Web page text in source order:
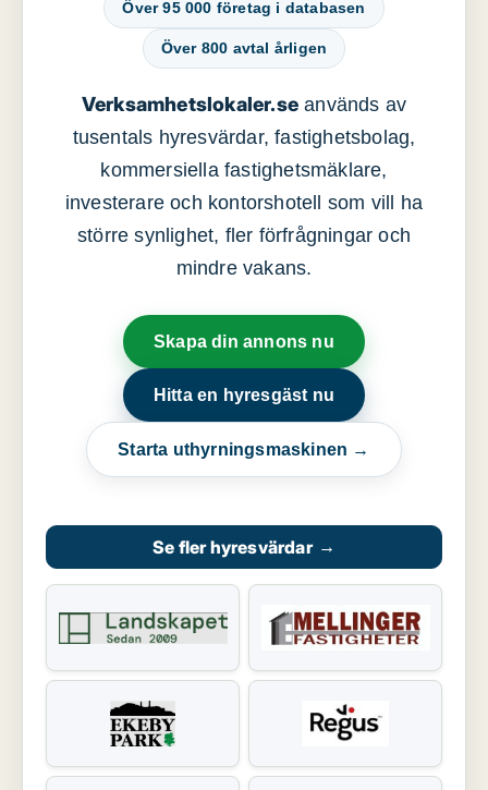
Över 95 000 företag i databasen
Över 800 avtal årligen
Verksamhetslokaler.se används av
tusentals hyresvärdar, fastighetsbolag,
kommersiella fastighetsmäklare,
investerare och kontorshotell som vill ha
större synlighet, fler förfrågningar och
mindre vakans.
Skapa din annons nu
Hitta en hyresgäst nu
Starta uthyrningsmaskinen →
Se fler hyresvärdar →